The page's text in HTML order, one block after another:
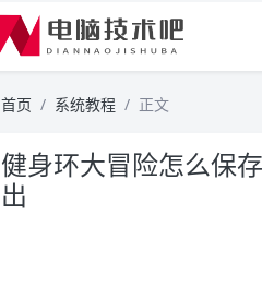
首页 系统教程 正文
健身环大冒险怎么保
出